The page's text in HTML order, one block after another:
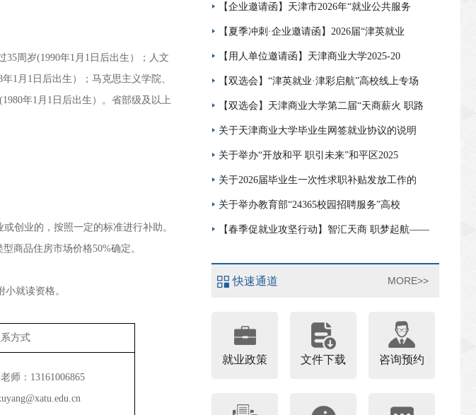
35周岁(1990年1 月 1 日后出生）；人文
年1 月 1 日后出生）；马克思主义学院、
(1980年1 月 1 日后出生）。省部级及以上
创业的，按照一定的标准进行补助。
商品住房市场价格50%确定。
就读资格。
方式
师： 13161006865
【企业邀请函】天津市2026年“就业公共服务
【夏季冲刺·企业邀请函】2026届“津英就业
【用人单位邀请函】天津商业大学2025-20
【双选会】“津英就业·津彩启航”高校线上专场
【双选会】天津商业大学第二届“天商薪火 职路
关于天津商业大学毕业生网签就业协议的说明
关于举办“开放和平 职引未来”和平区2025
关于2026届毕业生一次性求职补贴发放工作的
关于举办教育部“24365校园招聘服务”高校
【春季促就业攻坚行动】智汇天商 职梦起航——
快速通道 MORE>>
就业政策 文件下载 咨询预约